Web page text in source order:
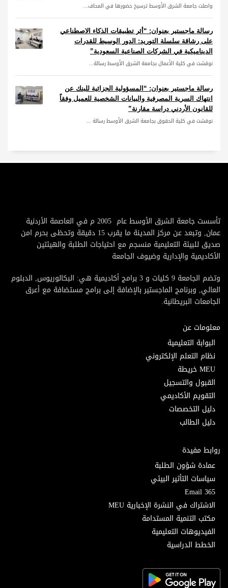
واصلت جامعة الشرق الأوسط ترسيخ حضورها في المحاف...
رسالة ماجستير بعنوان: “أثر تطبيقات الذكاء الاصطناعي
على رشاقة سلسلة التوريد: الدور الوسيط للقدرات
الديناميكية في الشركات الصناعية السعودية”
نوقشت في كلية الأعمال بجامعة الشرق الأوسط رسالة...
رسالة ماجستير بعنوان: “المسؤولية الجزائية للبنك عن
انتهاك السرية المصرفية والبيانات الشخصية للعميل وفقاً
للقانون الأردني دراسة مقارنة”
نوقشت في كلية الحقوق بجامعة الشرق الأوسط رسالة ...
تأسست جامعة الشرق الأوسط عام 2005 م في العاصمة الأردنية
عمان, وتبعد عن مركز المدينة ما يقرب 15 دقيقة وتحظى بحرم امن
صديق للبيئة التعليمية منسجم مع احتياجات الطلبة والهيئتين
الأكاديمية والإدارية وضيوف الجامعة
وتضم الجامعة 9 كليات و 3 برامج أكاديمية هي: البكالوريوس, الدبلوم
العالي, وبرنامج الماجستير بالإضافة إلى برامج مستضافة مع أعرق
الجامعات البريطانية.
معلومات عن
البوابة التعليمية
نظام التعلم الإلكتروني
MEU خريطة
القبول والتسجيل
التقويم الأكاديمي
دليل التخصصات
دليل الطالب
روابط مفيدة
عمادة شؤون الطلبة
سياسات التأثير البيئي
Email 365
الاشتراك في النشرة الإخبارية MEU
مكتب التنمية المستدامة
الفيديوهات التعليمية
الخطط الدراسية